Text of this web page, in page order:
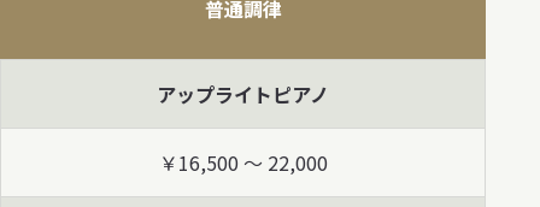
普通調律
アップライトピアノ
￥16,500 ～ 22,000